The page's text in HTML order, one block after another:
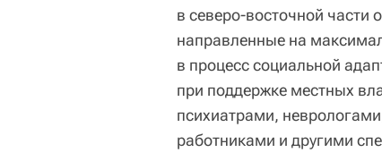
в северо-восточной части
направленные на
в процесс социальной
при поддержке местных
психиатрами,
работниками и другими